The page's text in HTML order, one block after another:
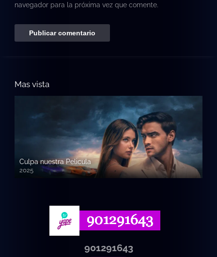
navegador para la próxima vez que comente.
Mas vista
Culpa nuestra Pelicula
2025
720p HD
901291643